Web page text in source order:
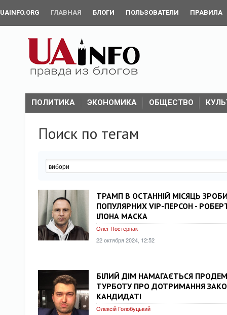
UAINFO.ORG ГЛАВНАЯ БЛОГИ ПОЛЬЗОВАТЕЛИ ПРАВИЛА
ПОЛИТИКА ЭКОНОМИКА ОБЩЕСТВО
Поиск по тегам
ТРАМП В ОСТАННІЙ МІСЯЦЬ
ПОПУЛЯРНИХ VIP-ПЕРСОН -
ІЛОНА МАСКА
Олег Постернак
22 октября 2024, 12:52
БІЛИЙ ДІМ НАМАГАЄТЬСЯ
ТУРБОТУ ПРО ДОТРИМАННЯ
КАНДИДАТІ
Олексій Голобуцький